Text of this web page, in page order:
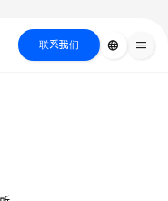
联系我们 language menu